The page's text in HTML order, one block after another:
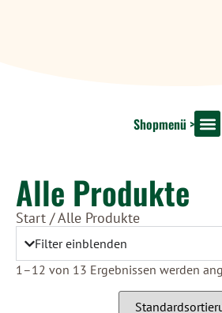
Shopmenü >
Alle Produkte
Start / Alle Produkte
Filter einblenden
1–12 von 13 Ergebnissen werden